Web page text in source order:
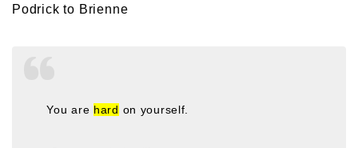
Podrick to Brienne
You are hard on yourself.